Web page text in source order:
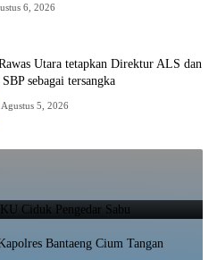
6, 2026
Utara tetapkan Direktur ALS dan
sebagai tersangka
Agustus 5, 2026
Bantaeng Cium Tangan